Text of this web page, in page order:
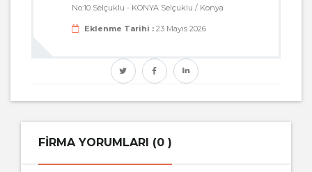
No:10 Selçuklu - KONYA Selçuklu / Konya
Eklenme Tarihi : 23 Mayıs 2026
FIRMA YORUMLARI (0 )